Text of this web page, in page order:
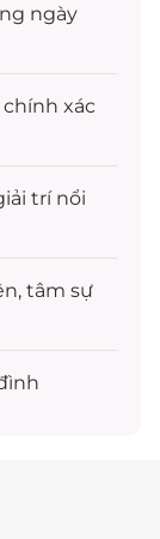
ngày
xác
trínổi
tâm sự